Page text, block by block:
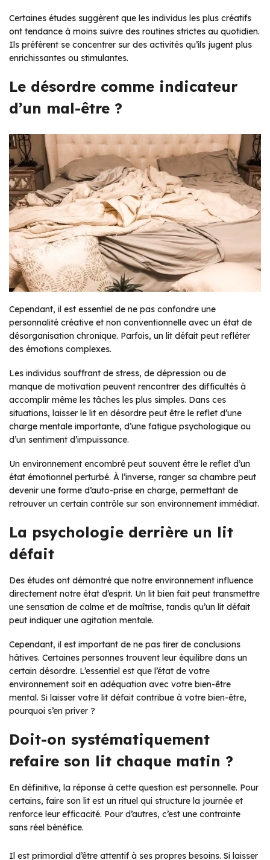
Certaines études suggèrent que les individus les plus créatifs
ont tendance à moins suivre des routines strictes au quotidien.
Ils préfèrent se concentrer sur des activités qu’ils jugent plus
enrichissantes ou stimulantes.
Le désordre comme indicateur
d’un mal-être ?
Cependant, il est essentiel de ne pas confondre une
personnalité créative et non conventionnelle avec un état de
désorganisation chronique. Parfois, un lit défait peut refléter
des émotions complexes.
Les individus souffrant de stress, de dépression ou de
manque de motivation peuvent rencontrer des difficultés à
accomplir même les tâches les plus simples. Dans ces
situations, laisser le lit en désordre peut être le reflet d’une
charge mentale importante, d’une fatigue psychologique ou
d’un sentiment d’impuissance.
Un environnement encombré peut souvent être le reflet d’un
état émotionnel perturbé. À l’inverse, ranger sa chambre peut
devenir une forme d’auto-prise en charge, permettant de
retrouver un certain contrôle sur son environnement immédiat.
La psychologie derrière un lit
défait
Des études ont démontré que notre environnement influence
directement notre état d’esprit. Un lit bien fait peut transmettre
une sensation de calme et de maîtrise, tandis qu’un lit défait
peut indiquer une agitation mentale.
Cependant, il est important de ne pas tirer de conclusions
hâtives. Certaines personnes trouvent leur équilibre dans un
certain désordre. L’essentiel est que l’état de votre
environnement soit en adéquation avec votre bien-être
mental. Si laisser votre lit défait contribue à votre bien-être,
pourquoi s’en priver ?
Doit-on systématiquement
refaire son lit chaque matin ?
En définitive, la réponse à cette question est personnelle. Pour
certains, faire son lit est un rituel qui structure la journée et
renforce leur efficacité. Pour d’autres, c’est une contrainte
sans réel bénéfice.
Il est primordial d’être attentif à ses propres besoins. Si laisser